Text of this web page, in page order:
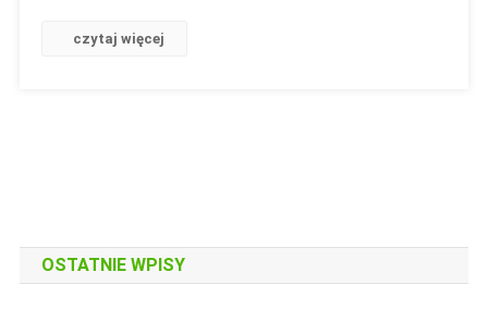
czytaj więcej
OSTATNIE WPISY